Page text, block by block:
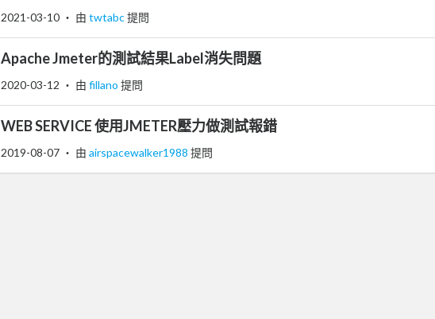
2021-03-10 ‧ 由 twtabc提問
Apache Jmeter的測試結果Label消失問題
2020-03-12 ‧ 由 fillano 提問
WEB SERVICE 使用JMETER壓力做測試報錯
2019-08-07 ‧ 由 airspacewalker1988 提問